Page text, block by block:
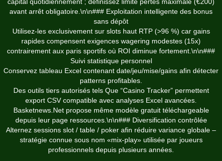
avant arrêt obligatoire.\n\n### Exploitation intelligente des bonus
sans dépôt
Utilisez-les exclusivement sur slots haut RTP (>96 %) car gains
rapides compensent exigences wagering modestes (15x)
contrairement aux paris sportifs où ROI diminue fortement.\n\n###
Suivi statistique personnel
Conservez tableau Excel contenant date/jeu/mise/gains afin détecter
patterns profitables.
Des outils tiers autorisés tels Que “Casino Tracker” permettent
export CSV compatible avec analyses Excel avancées.
Basketnews.Net propose même modèle gratuit téléchargeable
depuis leur page ressources.\n\n### Diversification contrôlée
Alternez sessions slot / table / poker afin réduire variance globale –
stratégie connue sous nom «mix‑play» utilisée par joueurs
professionnels depuis plusieurs années.